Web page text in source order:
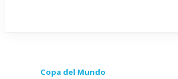
Copa del Mundo